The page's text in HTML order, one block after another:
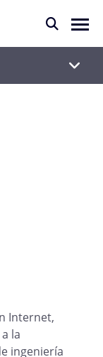
Internet,
la
ingeniería